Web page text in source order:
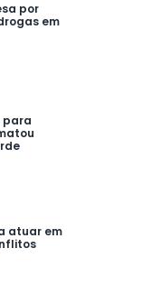
por
em
para
atuar em